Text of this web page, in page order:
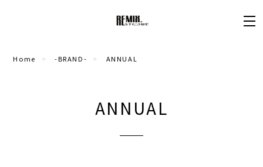
Home -BRAND- ANNUAL
ANNUAL